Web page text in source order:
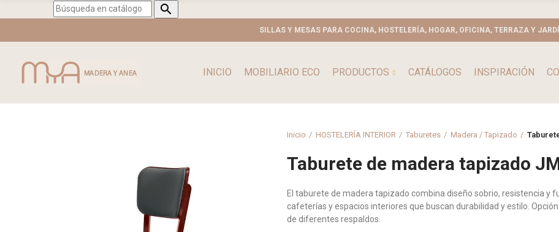

SILLAS Y MESAS PARA COCINA, HOSTELERÍA, HOGAR, OFICINA, TERRAZA Y
INICIO MOBILIARIO ECO PRODUCTOS CATÁLOGOS INSPIRACIÓN
Inicio HOSTELERÍA INTERIOR Taburetes Madera / Tapizado
Taburete de madera tapizado
El taburete de madera tapizado combina diseño sobrio, resistencia y
cafeterías y espacios interiores que buscan durabilidad y estilo.
de diferentes respaldos.